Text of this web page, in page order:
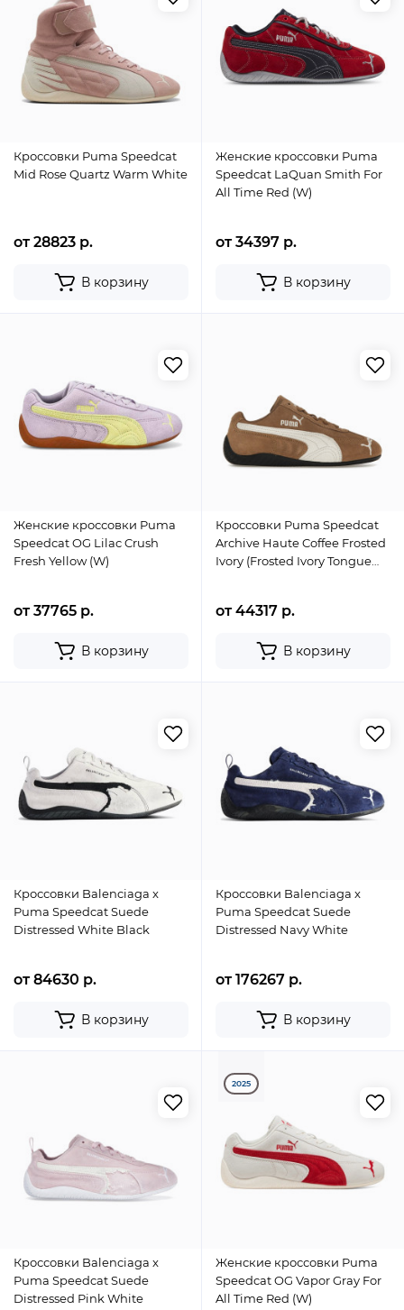
Кроссовки Puma Speedcat
Mid Rose Quartz Warm White
от 28823 р.
В корзину
Женские кроссовки Puma
Speedcat LaQuan Smith For
All Time Red (W)
от 34397 р.
В корзину
Женские кроссовки Puma
Speedcat OG Lilac Crush
Fresh Yellow (W)
от 37765 р.
В корзину
Кроссовки Puma Speedcat
Archive Haute Coffee Frosted
Ivory (Frosted Ivory Tongue
от 44317 р.
В корзину
Кроссовки Balenciaga x
Puma Speedcat Suede
Distressed White Black
от 84630 р.
В корзину
Кроссовки Balenciaga x
Puma Speedcat Suede
Distressed Navy White
от 176267 р.
В корзину
Кроссовки Balenciaga x
Puma Speedcat Suede
Distressed Pink White
2025
Женские кроссовки Puma
Speedcat OG Vapor Gray For
All Time Red (W)